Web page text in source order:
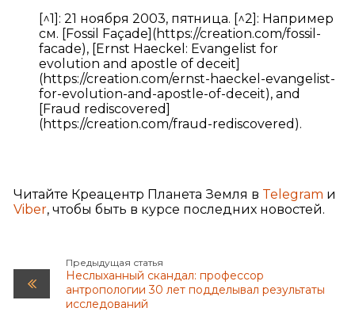
[^1]: 21 ноября 2003, пятница. [^2]: Например
см. [Fossil Façade](https://creation.com/fossil-
facade), [Ernst Haeckel: Evangelist for
evolution and apostle of deceit]
(https://creation.com/ernst-haeckel-evangelist-
for-evolution-and-apostle-of-deceit), and
[Fraud rediscovered]
(https://creation.com/fraud-rediscovered).
Читайте Креацентр Планета Земля в Telegram и
Viber, чтобы быть в курсе последних новостей.
Предыдущая статья
Неслыханный скандал: профессор
антропологии 30 лет подделывал результаты
исследований